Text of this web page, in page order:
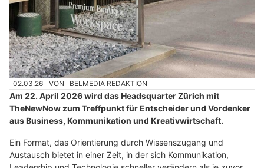
02.03.26 VON BELMEDIA REDAKTION
Am 22. April 2026 wird das Headsquarter Zürich mit
TheNewNow zum Treffpunkt für Entscheider und Vordenker
aus Business, Kommunikation und Kreativwirtschaft.
Ein Format, das Orientierung durch Wissenszugang und
Austausch bietet in einer Zeit, in der sich Kommunikation,